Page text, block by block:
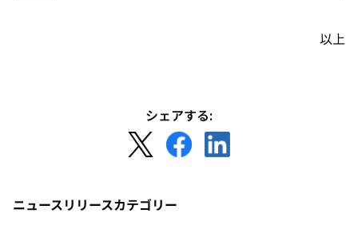
以上
シェアする:
し
タ
新
し
ニュースリリースカテゴリー